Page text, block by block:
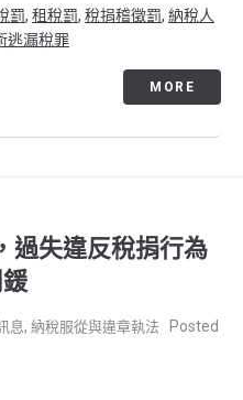
罰, 租稅罰, 稅捐稽徵罰, 納稅人
逃漏稅罪
MORE
過失違反稅捐行為
息, 納稅服從與違章執法